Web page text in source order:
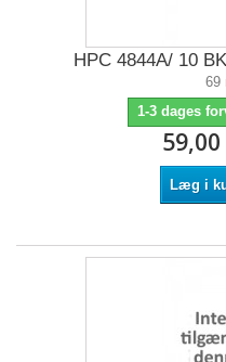
HPC 4844A/ 10
69
1-3 dages
Læg i